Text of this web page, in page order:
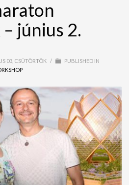
június 2.
03, CSÜTÖRTÖK /
PUBLISHED IN